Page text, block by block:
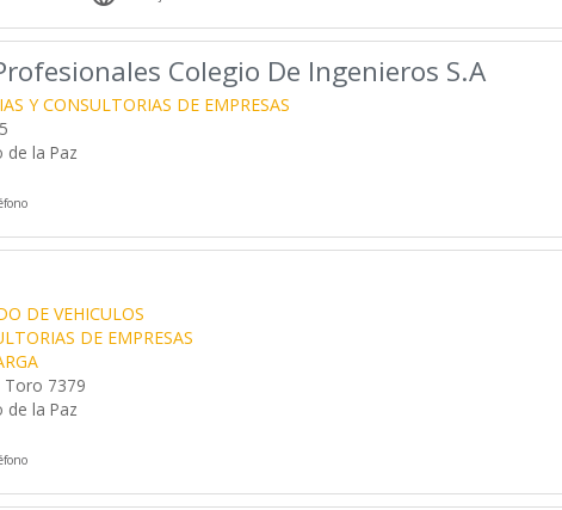
Colegio De Ingenieros S.A
Y CONSULTORIAS DE EMPRESAS
de la Paz
DE VEHICULOS
DE EMPRESAS
Toro 7379
de la Paz